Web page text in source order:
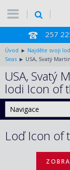
257
Úvod Najděte svoji
Seas
USA, Svatý
USA, Svatý
lodi Icon of
Loď Icon of